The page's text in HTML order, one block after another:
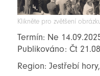
Klikněte pro zvětšení
Termín: Ne
Publikováno: Čt
Region: Jestřebí